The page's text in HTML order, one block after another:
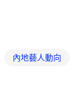
內地藝人動向